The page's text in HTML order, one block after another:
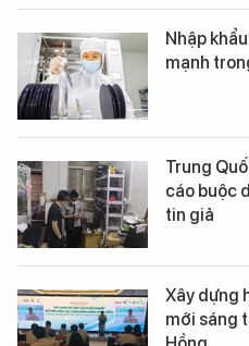
Nhập
mạnh
Trung
cáo buộc
tin giả
Xây dựng
mới sáng